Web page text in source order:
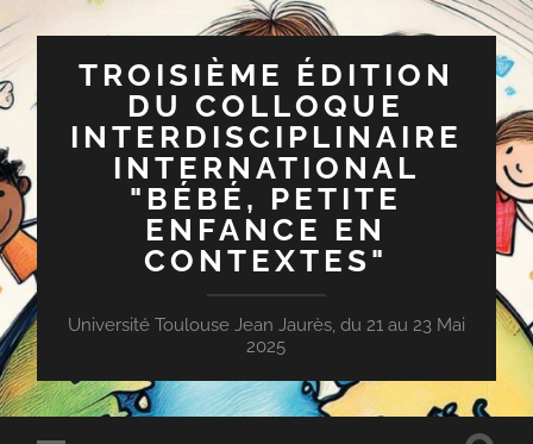
TROISIÈME ÉDITION
DU COLLOQUE
INTERDISCIPLINAIRE
INTERNATIONAL
"BÉBÉ, PETITE
ENFANCE EN
CONTEXTES"
Université Toulouse Jean Jaurès, du 21 au 23 Mai
2025